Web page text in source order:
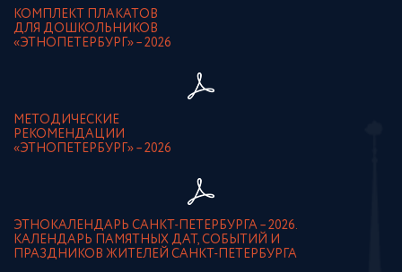
КОМПЛЕКТ ПЛАКАТОВ
ДЛЯ ДОШКОЛЬНИКОВ
«ЭТНОПЕТЕРБУРГ» – 2026
МЕТОДИЧЕСКИЕ
РЕКОМЕНДАЦИИ
«ЭТНОПЕТЕРБУРГ» – 2026
ЭТНОКАЛЕНДАРЬ САНКТ-ПЕТЕРБУРГА – 2026.
КАЛЕНДАРЬ ПАМЯТНЫХ ДАТ, СОБЫТИЙ И
ПРАЗДНИКОВ ЖИТЕЛЕЙ САНКТ-ПЕТЕРБУРГА